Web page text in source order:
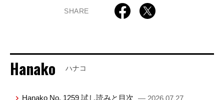
SHARE
Hanako ハナコ
Hanako No. 1259 試し読みと目次 — 2026.07.27